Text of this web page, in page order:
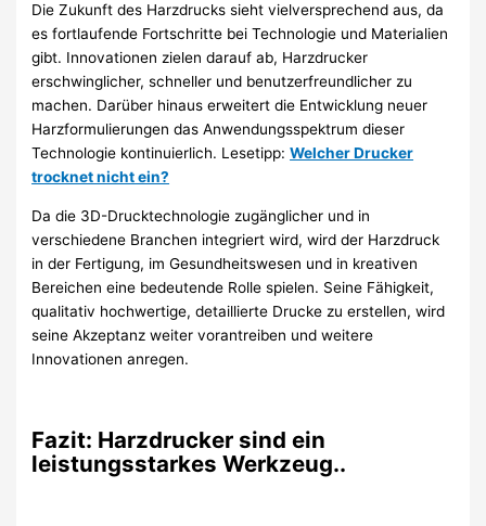
Die Zukunft des Harzdrucks sieht vielversprechend aus, da
es fortlaufende Fortschritte bei Technologie und Materialien
gibt. Innovationen zielen darauf ab, Harzdrucker
erschwinglicher, schneller und benutzerfreundlicher zu
machen. Darüber hinaus erweitert die Entwicklung neuer
Harzformulierungen das Anwendungsspektrum dieser
Technologie kontinuierlich. Lesetipp:Welcher Drucker
trocknet nicht ein?
Da die 3D-Drucktechnologie zugänglicher und in
verschiedene Branchen integriert wird, wird der Harzdruck
in der Fertigung, im Gesundheitswesen und in kreativen
Bereichen eine bedeutende Rolle spielen. Seine Fähigkeit,
qualitativ hochwertige, detaillierte Drucke zu erstellen, wird
seine Akzeptanz weiter vorantreiben und weitere
Innovationen anregen.
Fazit: Harzdrucker sind ein
leistungsstarkes Werkzeug..